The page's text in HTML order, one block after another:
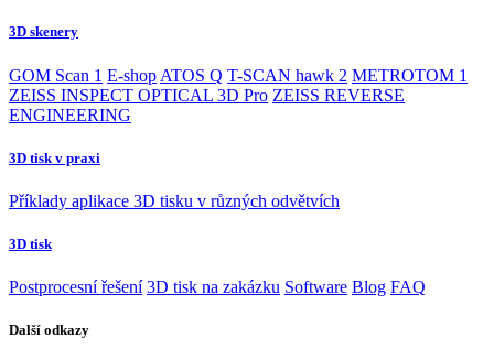
3D skenery
GOM Scan 1 E-shop ATOS Q T-SCAN hawk 2 METROTOM 1
ZEISS INSPECT OPTICAL 3D Pro ZEISS REVERSE
ENGINEERING
3D tisk v praxi
Příklady aplikace 3D tisku v různých odvětvích
3D tisk
Postprocesní řešení 3D tisk na zakázku Software Blog FAQ
Další odkazy